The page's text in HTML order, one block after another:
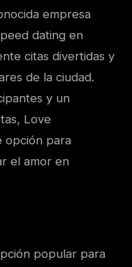
empresa
dating en
citas divertidas y
de la ciudad.
y un
Love
opción para
el amor en
popular para